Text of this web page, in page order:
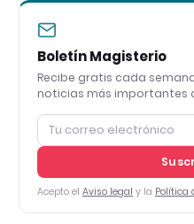
Boletín Magisterio
Recibe gratis cada
noticias más importantes
Acepto el Aviso legal y la Política